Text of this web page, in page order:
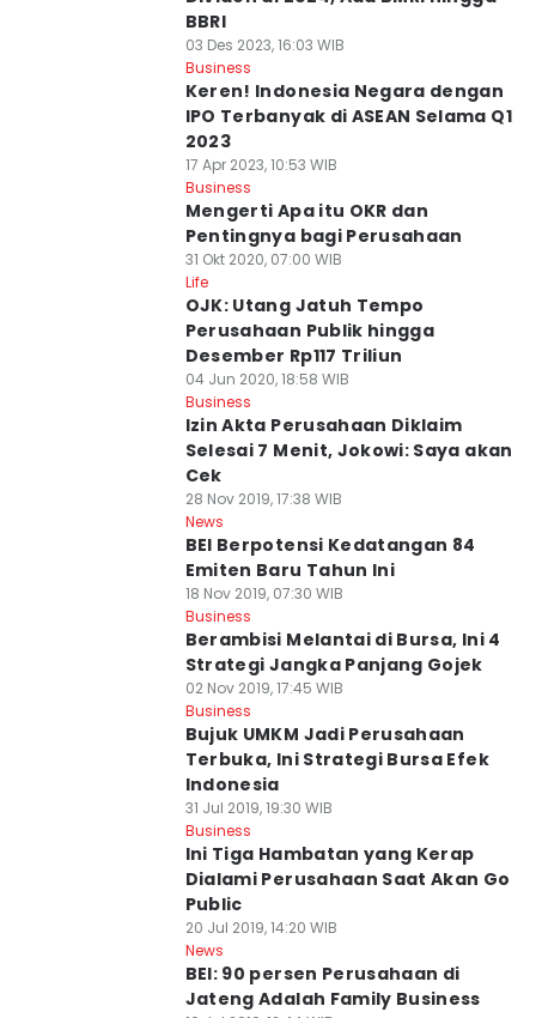
BBRI
03 Des 2023, 16:03 WIB
Business
Keren! Indonesia Negara dengan
IPO Terbanyak di ASEAN Selama Q1
2023
17 Apr 2023, 10:53 WIB
Business
Mengerti Apa itu OKR dan
Pentingnya bagi Perusahaan
31 Okt 2020, 07:00 WIB
Life
OJK: Utang Jatuh Tempo
Perusahaan Publik hingga
Desember Rp117 Triliun
04 Jun 2020, 18:58 WIB
Business
Izin Akta Perusahaan Diklaim
Selesai 7 Menit, Jokowi: Saya akan
Cek
28 Nov 2019, 17:38 WIB
News
BEI Berpotensi Kedatangan 84
Emiten Baru Tahun Ini
18 Nov 2019, 07:30 WIB
Business
Berambisi Melantai di Bursa, Ini 4
Strategi Jangka Panjang Gojek
02 Nov 2019, 17:45 WIB
Business
Bujuk UMKM Jadi Perusahaan
Terbuka, Ini Strategi Bursa Efek
Indonesia
31 Jul 2019, 19:30 WIB
Business
Ini Tiga Hambatan yang Kerap
Dialami Perusahaan Saat Akan Go
Public
20 Jul 2019, 14:20 WIB
News
BEI: 90 persen Perusahaan di
Jateng Adalah Family Business